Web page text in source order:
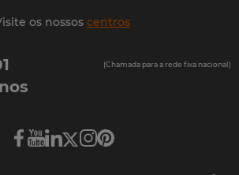
os nossos centros
(Chamada para a rede fixa nacional)